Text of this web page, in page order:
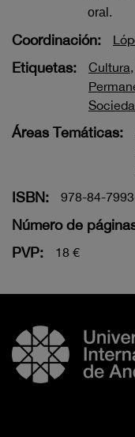
oral.
Coordinación:
Etiquetas: Cultura,
Áreas Temáticas:
ISBN: 978-84-
Número de
PVP: 18 €